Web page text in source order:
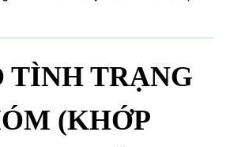
TÌNH TRẠNG
(KHỚP